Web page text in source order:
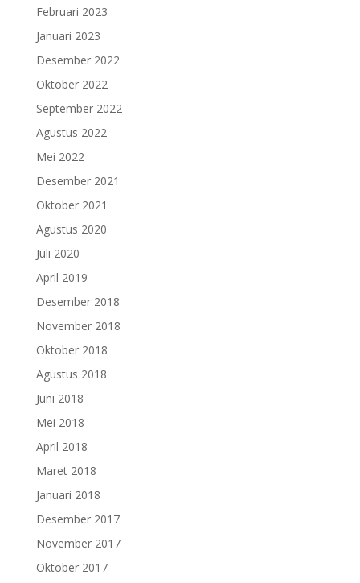
Februari 2023
Januari 2023
Desember 2022
Oktober 2022
September 2022
Agustus 2022
Mei 2022
Desember 2021
Oktober 2021
Agustus 2020
Juli 2020
April 2019
Desember 2018
November 2018
Oktober 2018
Agustus 2018
Juni 2018
Mei 2018
April 2018
Maret 2018
Januari 2018
Desember 2017
November 2017
Oktober 2017